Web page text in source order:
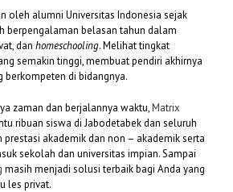
oleh alumni Universitas Indonesia sejak
berpengalaman belasan tahun dalam
dan homeschooling. Melihat tingkat
semakin tinggi, membuat pendiri akhirnya
berkompeten di bidangnya.
zaman dan berjalannya waktu,Matrix
ribuan siswa di Jabodetabek dan seluruh
akademik dan non – akademik serta
sekolah dan universitas impian. Sampai
masih menjadi solusi terbaik bagi Anda yang
les privat.